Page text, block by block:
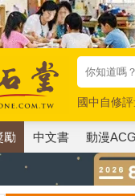
國中自修
唯紅花綻放
勵 中文書 動漫ACG